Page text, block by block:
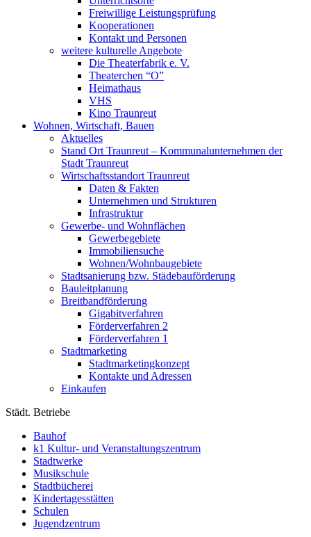
Freiwillige Leistungsprüfung
Kooperationen
Kontakt und Personen
weitere kulturelle Angebote
Die Theaterfabrik e. V.
Theaterchen “O”
Heimathaus
VHS
Kino Traunreut
Wohnen, Wirtschaft, Bauen
Aktuelles
Stand Ort Traunreut – Kommunalunternehmen der
Stadt Traunreut
Wirtschaftsstandort Traunreut
Daten & Fakten
Unternehmen und Strukturen
Infrastruktur
Gewerbe- und Wohnflächen
Gewerbegebiete
Immobiliensuche
Wohnen/Wohnbaugebiete
Stadtsanierung bzw. Städebauförderung
Bauleitplanung
Breitbandförderung
Gigabitverfahren
Förderverfahren 2
Förderverfahren 1
Stadtmarketing
Stadtmarketingkonzept
Kontakte und Adressen
Einkaufen
Städt. Betriebe
Bauhof
k1 Kultur- und Veranstaltungszentrum
Stadtwerke
Musikschule
Stadtbücherei
Kindertagesstätten
Schulen
Jugendzentrum